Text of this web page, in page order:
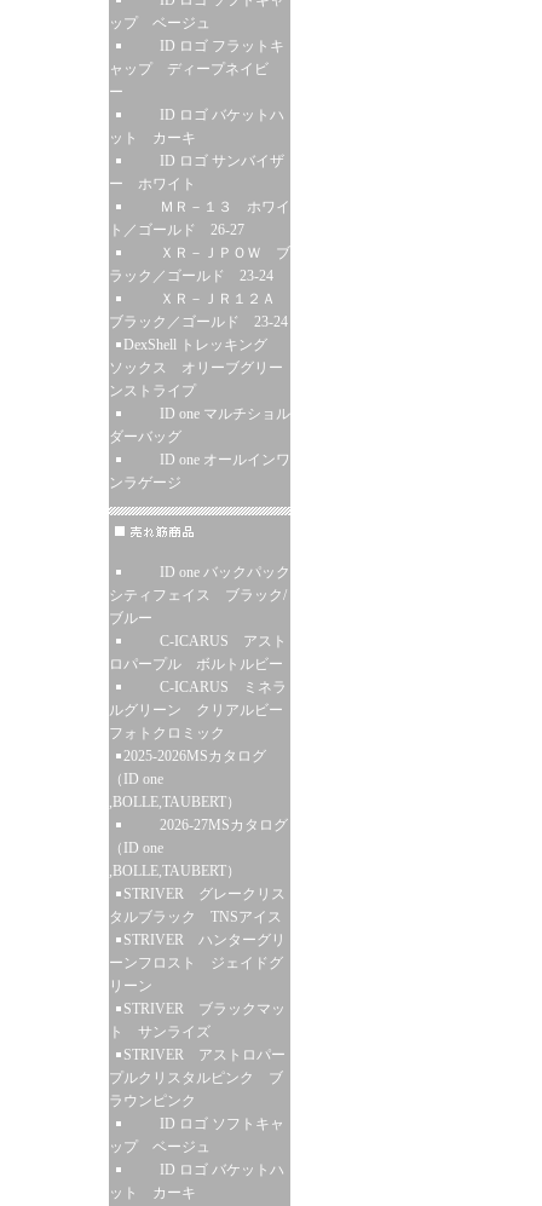
ップ ベージュ
ID ロゴ フラットキ
ャップ ディープネイビ
ー
ID ロゴ バケットハ
ット カーキ
ID ロゴ サンバイザ
ー ホワイト
ＭＲ－１３ ホワイ
ト／ゴールド 26-27
ＸＲ－ＪＰＯＷ ブ
ラック／ゴールド 23-24
ＸＲ－ＪＲ１２Ａ
ブラック／ゴールド 23-24
DexShell トレッキング
ソックス オリーブグリー
ンストライプ
ID one マルチショル
ダーバッグ
ID one オールインワ
ンラゲージ
ID one バックパック
シティフェイス ブラック/
ブルー
C-ICARUS アスト
ロパープル ボルトルビー
C-ICARUS ミネラ
ルグリーン クリアルビー
フォトクロミック
2025-2026MSカタログ
（ID one
,BOLLE,TAUBERT）
2026-27MSカタログ
（ID one
,BOLLE,TAUBERT）
STRIVER グレークリス
タルブラック TNSアイス
STRIVER ハンターグリ
ーンフロスト ジェイドグ
リーン
STRIVER ブラックマッ
ト サンライズ
STRIVER アストロパー
プルクリスタルピンク ブ
ラウンピンク
ID ロゴ ソフトキャ
ップ ベージュ
ID ロゴ バケットハ
ット カーキ